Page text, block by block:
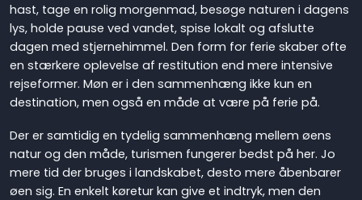
hast, tage en rolig morgenmad, besøge naturen i dagens
lys, holde pause ved vandet, spise lokalt og afslutte
dagen med stjernehimmel. Den form for ferie skaber ofte
en stærkere oplevelse af restitution end mere intensive
rejseformer. Møn er i den sammenhæng ikke kun en
destination, men også en måde at være på ferie på.
Der er samtidig en tydelig sammenhæng mellem øens
natur og den måde, turismen fungerer bedst på her. Jo
mere tid der bruges i landskabet, desto mere åbenbarer
øen sig. En enkelt køretur kan give et indtryk, men den